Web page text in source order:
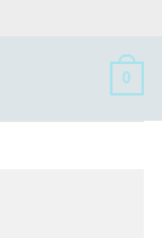
0